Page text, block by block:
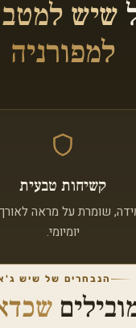
שיש
למפורניה
קשיחות טבעית
שומרת על מראה
יומיומי.
הנבחרים של שיש